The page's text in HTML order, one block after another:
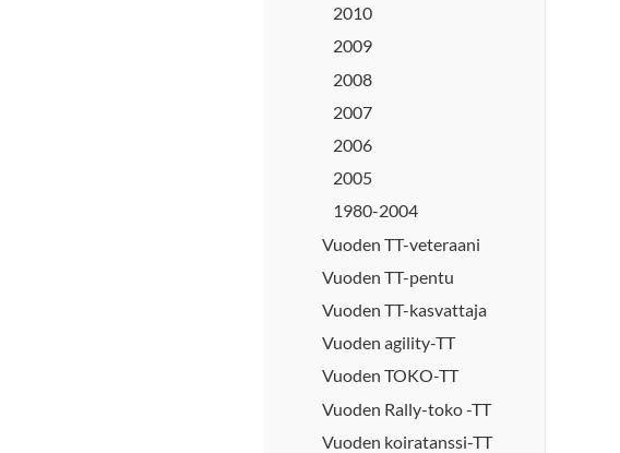
2010
2009
2008
2007
2006
2005
1980-2004
Vuoden TT-veteraani
Vuoden TT-pentu
Vuoden TT-kasvattaja
Vuoden agility-TT
Vuoden TOKO-TT
Vuoden Rally-toko -TT
Vuoden koiratanssi-TT